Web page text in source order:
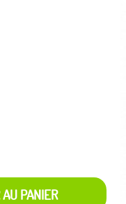
PANIER